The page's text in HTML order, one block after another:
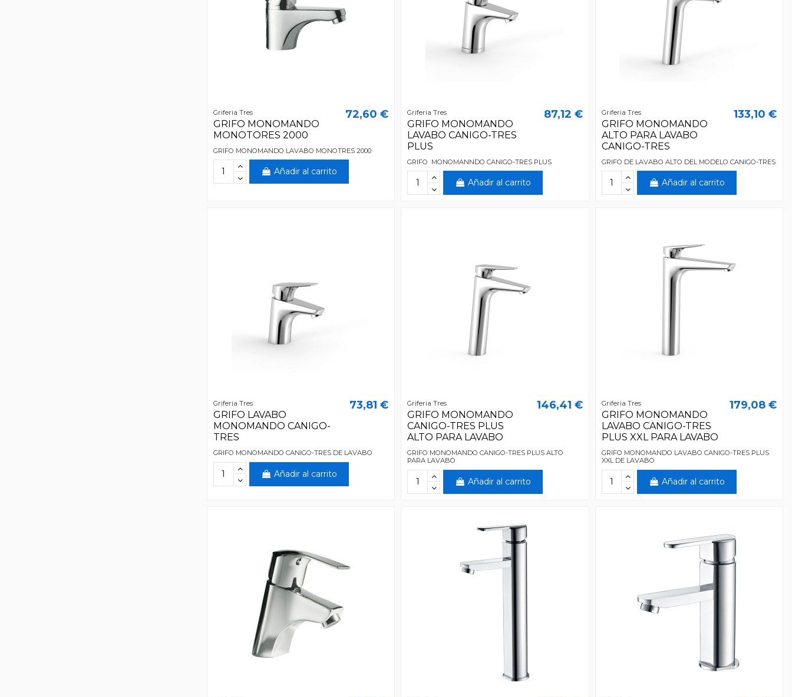
Griferia Tres
GRIFO MONOMANDO
MONOTORES 2000
72,60 €
GRIFO MONOMANDO LAVABO MONOTRES 2000
Añadir al carrito
Griferia Tres
GRIFO MONOMANDO
LAVABO CANIGO-TRES
PLUS
87,12 €
GRIFO MONOMANNDO CANIGO-TRES PLUS
Añadir al carrito
Griferia Tres
GRIFO MONOMANDO
ALTO PARA LAVABO
CANIGO-TRES
133,10 €
GRIFO DE LAVABO ALTO DEL MODELO CANIGO-TRES
Añadir al carrito
Griferia Tres
GRIFO LAVABO
MONOMANDO CANIGO-
TRES
73,81 €
GRIFO MONOMANDO CANIGO-TRES DE LAVABO
Añadir al carrito
Griferia Tres
GRIFO MONOMANDO
CANIGO-TRES PLUS
ALTO PARA LAVABO
146,41 €
GRIFO MONOMANDO CANIGO-TRES PLUS ALTO
PARA LAVABO
Añadir al carrito
Griferia Tres
GRIFO MONOMANDO
LAVABO CANIGO-TRES
PLUS XXL PARA LAVABO
179,08 €
GRIFO MONOMANDO LAVABO CANIGO-TRES PLUS
XXL DE LAVABO
Añadir al carrito